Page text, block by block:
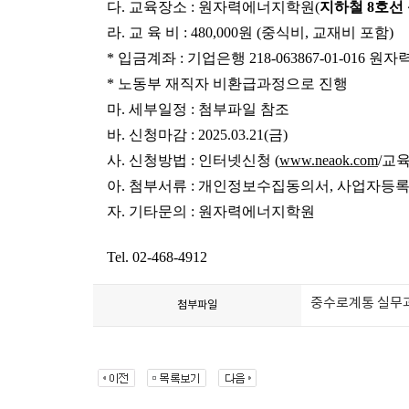
다. 교육장소 : 원자력에너지학원(지하철 8호선
라. 교 육 비 : 480,000원 (중식비 , 교재비 포함)
* 입금계좌 : 기업은행 218-063867-01-016 원자
* 노동부 재직자 비환급과정으로 진행
마. 세부일정 : 첨부파일 참조
바. 신청마감 : 2025.03.21(금)
사. 신청방법 : 인터넷신청 (www.neaok.com/교
아. 첨부서류 : 개인정보수집동의서 , 사업자등
자. 기타문의 : 원자력에너지학원
Tel. 02-468-4912
첨부파일 중수로계통 실